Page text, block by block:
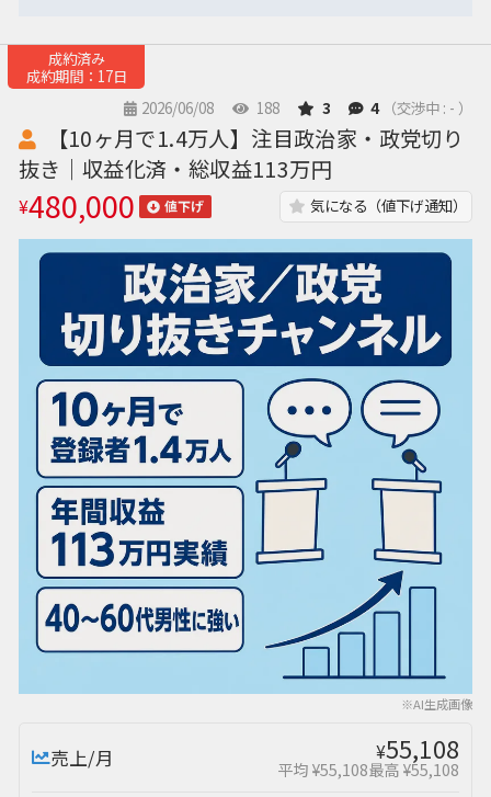
成約済み
成約期間：17日
2026/06/08
188 3 4 （交渉中 : - ）
※AI生成画像
【10ヶ月で1.4万人】注目政治家・政党切り
抜き｜収益化済・総収益113万円
¥480,000 値下げ 気になる（値下げ通知）
売上/月 ¥55,108
平均 ¥55,108最高 ¥55,108